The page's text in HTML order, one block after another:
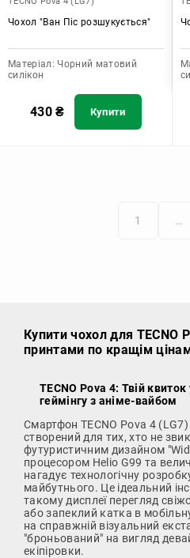
Чохол "Ван Піс розшукується"
Матеріал: Чорний матовий
силікон
430₴ Купити
1 …
Купити чохол для TECNO
принтами по кращім
TECNO Pova 4: Твій квиток
геймінгу з аніме-вайбом
Смартфон TECNO Pova 4
створений для тих, хто не
футуристичним дизайном
процесором Helio G99 та
нагадує технологічну
майбутнього. Це ідеальний
такому дисплеї перегляд
або запеклий катка в
на справжній візуальний
"броньований" на вигляд
екіпіровки.